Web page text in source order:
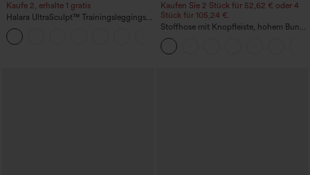
Kaufe 2, erhalte 1 gratis
Halara UltraSculpt™ Trainingsleggings
mit hohem Bund – raffende Push-up-
Po-Form, Bauchkontrolle, Taschen und
formende Passform
Kaufen Sie 2 Stück für 52,62 € oder 4
Stück für 105,24 €.
Stoffhose mit Knopfleiste, hohem Bund,
mehreren Taschen und geradem Bein